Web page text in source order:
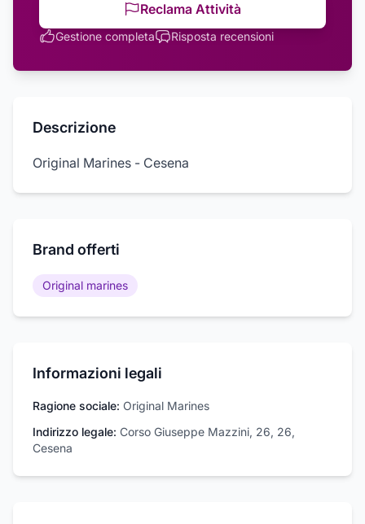
Reclama Attività
Gestione completa Risposta recensioni
Descrizione
Original Marines - Cesena
Brand offerti
Original marines
Informazioni legali
Ragione sociale: Original Marines
Indirizzo legale: Corso Giuseppe Mazzini, 26, 26,
Cesena